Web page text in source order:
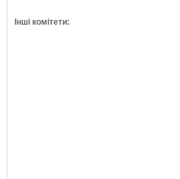
Інші комітети: